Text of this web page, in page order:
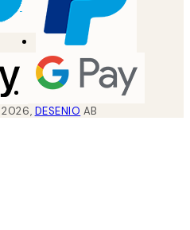
2026, DESENIO AB